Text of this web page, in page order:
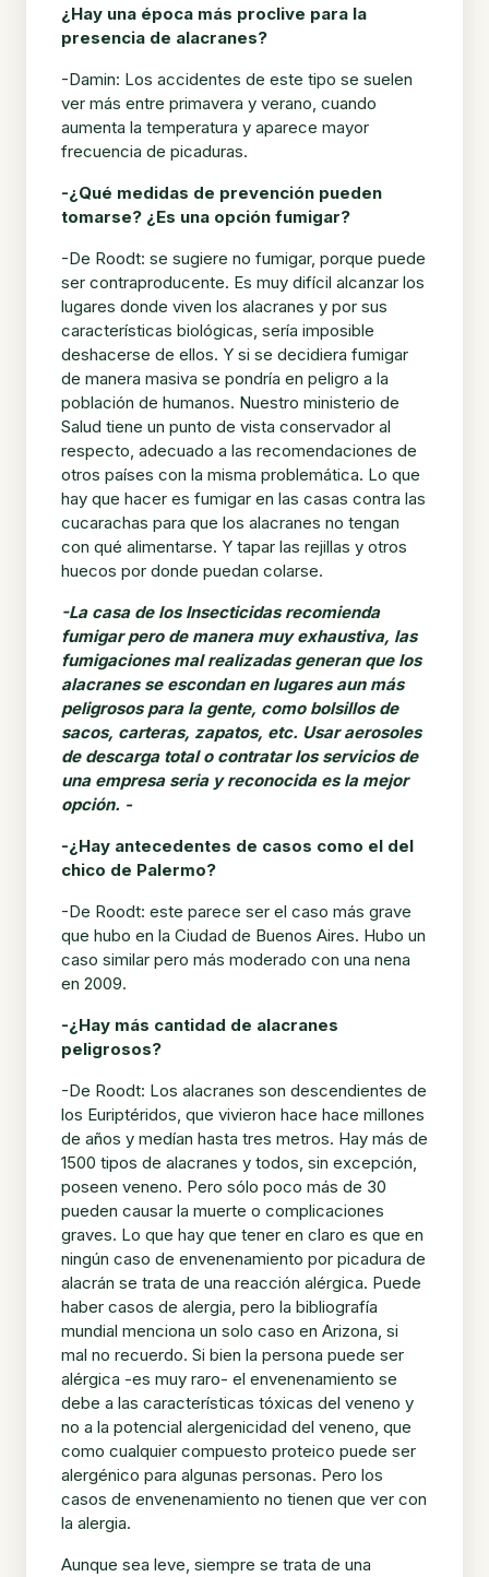
¿Hay una época más proclive para la
presencia de alacranes?
-Damin: Los accidentes de este tipo se suelen
ver más entre primavera y verano, cuando
aumenta la temperatura y aparece mayor
frecuencia de picaduras.
-¿Qué medidas de prevención pueden
tomarse? ¿Es una opción fumigar?
-De Roodt: se sugiere no fumigar, porque puede
ser contraproducente. Es muy difícil alcanzar los
lugares donde viven los alacranes y por sus
características biológicas, sería imposible
deshacerse de ellos. Y si se decidiera fumigar
de manera masiva se pondría en peligro a la
población de humanos. Nuestro ministerio de
Salud tiene un punto de vista conservador al
respecto, adecuado a las recomendaciones de
otros países con la misma problemática. Lo que
hay que hacer es fumigar en las casas contra las
cucarachas para que los alacranes no tengan
con qué alimentarse. Y tapar las rejillas y otros
huecos por donde puedan colarse.
-La casa de los Insecticidas recomienda
fumigar pero de manera muy exhaustiva, las
fumigaciones mal realizadas generan que los
alacranes se escondan en lugares aun más
peligrosos para la gente, como bolsillos de
sacos, carteras, zapatos, etc. Usar aerosoles
de descarga total o contratar los servicios de
una empresa seria y reconocida es la mejor
opción. -
-¿Hay antecedentes de casos como el del
chico de Palermo?
-De Roodt: este parece ser el caso más grave
que hubo en la Ciudad de Buenos Aires. Hubo un
caso similar pero más moderado con una nena
en 2009.
-¿Hay más cantidad de alacranes
peligrosos?
-De Roodt: Los alacranes son descendientes de
los Euriptéridos, que vivieron hace hace millones
de años y medían hasta tres metros. Hay más de
1500 tipos de alacranes y todos, sin excepción,
poseen veneno. Pero sólo poco más de 30
pueden causar la muerte o complicaciones
graves. Lo que hay que tener en claro es que en
ningún caso de envenenamiento por picadura de
alacrán se trata de una reacción alérgica. Puede
haber casos de alergia, pero la bibliografía
mundial menciona un solo caso en Arizona, si
mal no recuerdo. Si bien la persona puede ser
alérgica -es muy raro- el envenenamiento se
debe a las características tóxicas del veneno y
no a la potencial alergenicidad del veneno, que
como cualquier compuesto proteico puede ser
alergénico para algunas personas. Pero los
casos de envenenamiento no tienen que ver con
la alergia.
Aunque sea leve, siempre se trata de una